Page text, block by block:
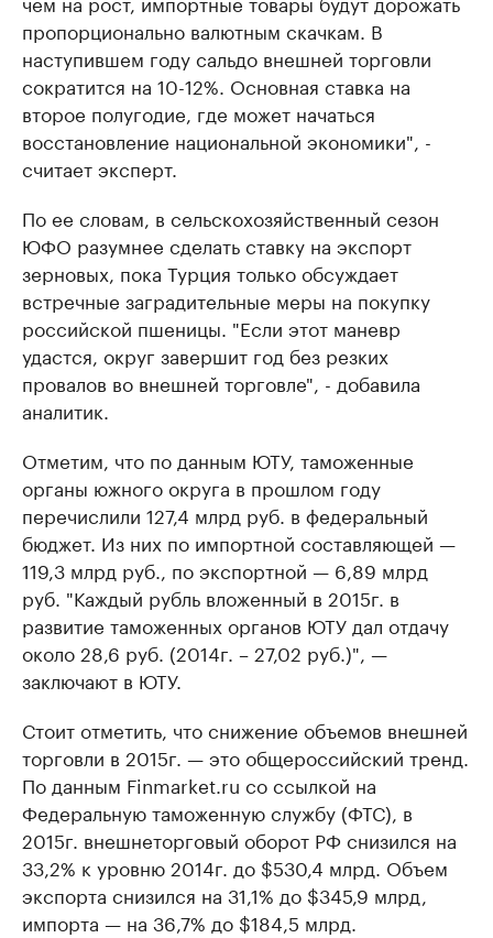
пропорционально валютным скачкам. В
наступившем году сальдо внешней торговли
сократится на 10-12%. Основная ставка на
второе полугодие, где может начаться
восстановление национальной экономики", -
считает эксперт.
По ее словам, в сельскохозяйственный сезон
ЮФО разумнее сделать ставку на экспорт
зерновых, пока Турция только обсуждает
встречные заградительные меры на покупку
российской пшеницы. "Если этот маневр
удастся, округ завершит год без резких
провалов во внешней торговле", - добавила
аналитик.
Отметим, что по данным ЮТУ, таможенные
органы южного округа в прошлом году
перечислили 127,4 млрд руб. в федеральный
бюджет. Из них по импортной составляющей —
119,3 млрд руб., по экспортной — 6,89 млрд
руб. "Каждый рубль вложенный в 2015г. в
развитие таможенных органов ЮТУ дал отдачу
около 28,6 руб. (2014г. – 27,02 руб.)", —
заключают в ЮТУ.
Стоит отметить, что снижение объемов внешней
торговли в 2015г. — это общероссийский тренд.
По данным Finmarket.ru со ссылкой на
Федеральную таможенную службу (ФТС), в
2015г. внешнеторговый оборот РФ снизился на
33,2% к уровню 2014г. до $530,4 млрд. Объем
экспорта снизился на 31,1% до $345,9 млрд,
импорта — на 36,7% до $184,5 млрд.